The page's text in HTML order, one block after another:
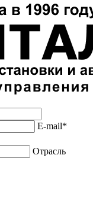
E-mail*
Отрасль